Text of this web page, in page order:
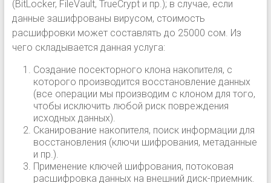
(BitLocker, FileVault, TrueCrypt и пр.); в случае, если
данные зашифрованы вирусом, стоимость
расшифровки может составлять до 25000 сом. Из
чего складывается данная услуга:
Создание посекторного клона накопителя, с
которого производится восстановление данных
(все операции мы производим с клоном для того,
чтобы исключить любой риск повреждения
исходных данных).
Сканирование накопителя, поиск информации для
восстановления (ключи шифрования, метаданные
и пр.).
Применение ключей шифрования, потоковая
расшифровка данных на внешний диск-приемник.